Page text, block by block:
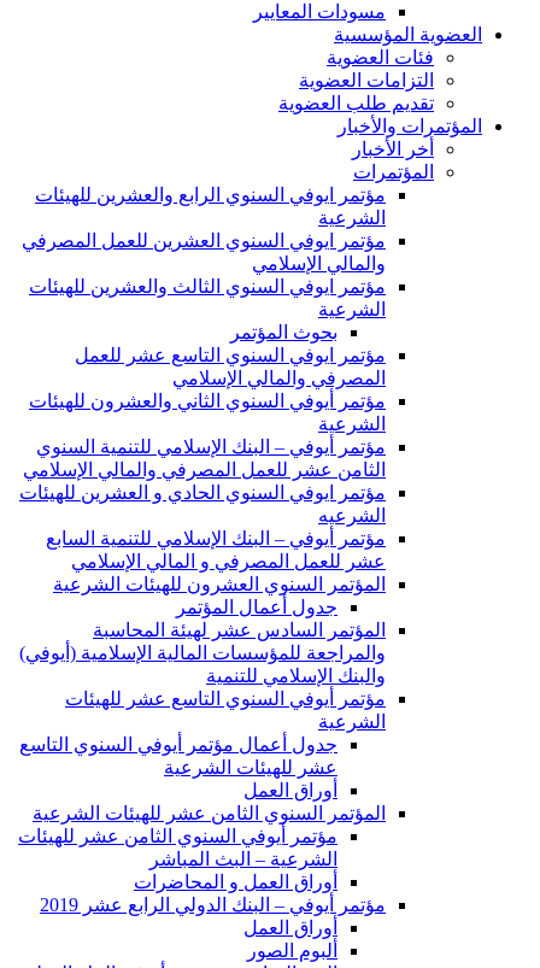
مسودات المعايير
العضوية المؤسسية
فئات العضوية
التزامات العضوية
تقديم طلب العضوية
المؤتمرات والأخبار
أخر الأخبار
المؤتمرات
مؤتمر ايوفي السنوي الرابع والعشرين للهيئات
الشرعية
مؤتمر ايوفي السنوي العشرين للعمل المصرفي
والمالي الإسلامي
مؤتمر ايوفي السنوي الثالث والعشرين للهيئات
الشرعية
بحوث المؤتمر
مؤتمر ايوفي السنوي التاسع عشر للعمل
المصرفي والمالي الإسلامي
مؤتمر أيوفي السنوي الثاني والعشرون للهيئات
الشرعية
مؤتمر أيوفي – البنك الإسلامي للتنمية السنوي
الثامن عشر للعمل المصرفي والمالي الإسلامي
مؤتمر ايوفي السنوي الحادي و العشرين للهيئات
الشرعيه
مؤتمر أيوفي – البنك الإسلامي للتنمية السابع
عشر للعمل المصرفي و المالي الإسلامي
المؤتمر السنوي العشرون للهيئات الشرعية
جدول أعمال المؤتمر
المؤتمر السادس عشر لهيئة المحاسبة
والمراجعة للمؤسسات المالية الإسلامية (أيوفي)
والبنك الإسلامي للتنمية
مؤتمر أيوفي السنوي التاسع عشر للهيئات
الشرعية
جدول أعمال مؤتمر أيوفي السنوي التاسع
عشر للهيئات الشرعية
أوراق العمل
المؤتمر السنوي الثامن عشر للهيئات الشرعية
مؤتمر أيوفي السنوي الثامن عشر للهيئات
الشرعية – البث المباشر
أوراق العمل و المحاضرات
مؤتمر أيوفي – البنك الدولي الرابع عشر 2019
أوراق العمل
ألبوم الصور